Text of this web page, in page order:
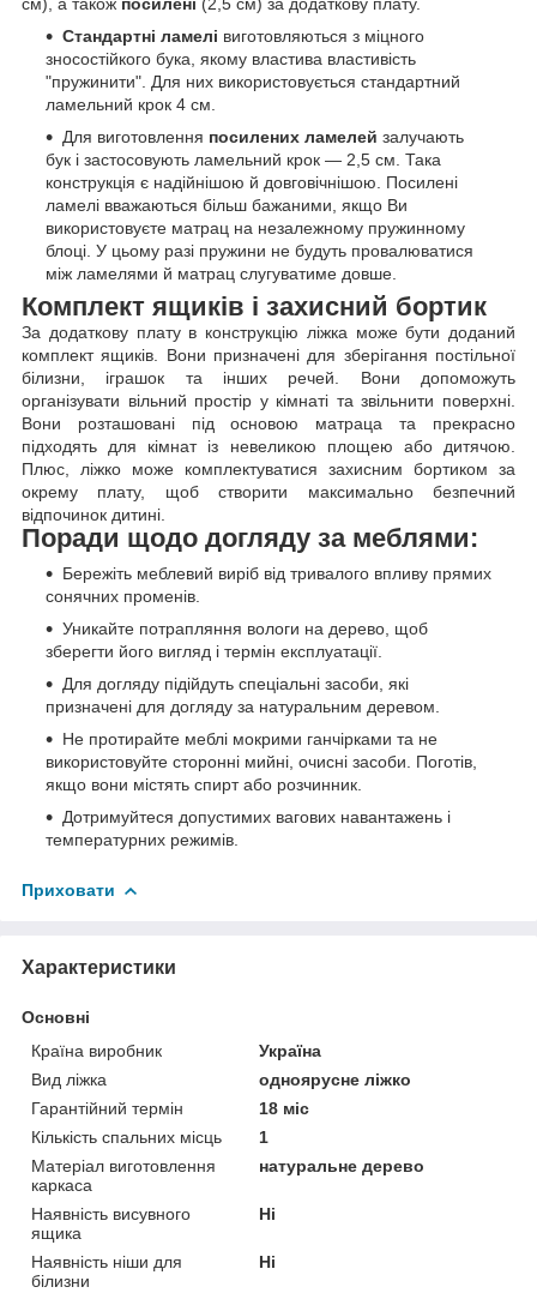
Стандартні ламелі виготовляються з міцного
зносостійкого бука, якому властива властивість
"пружинити". Для них використовується стандартний
ламельний крок 4 см.
Для виготовлення посилених ламелей залучають
бук і застосовують ламельний крок — 2,5 см. Така
конструкція є надійнішою й довговічнішою. Посилені
ламелі вважаються більш бажаними, якщо Ви
використовуєте матрац на незалежному пружинному
блоці. У цьому разі пружини не будуть провалюватися
між ламелями й матрац слугуватиме довше.
Комплект ящиків і захисний бортик
За додаткову плату в конструкцію ліжка може бути доданий
комплект ящиків. Вони призначені для зберігання постільної
білизни, іграшок та інших речей. Вони допоможуть
організувати вільний простір у кімнаті та звільнити поверхні.
Вони розташовані під основою матраца та прекрасно
підходять для кімнат із невеликою площею або дитячою.
Плюс, ліжко може комплектуватися захисним бортиком за
окрему плату, щоб створити максимально безпечний
відпочинок дитині.
Поради щодо догляду за меблями:
Бережіть меблевий виріб від тривалого впливу прямих
сонячних променів.
Уникайте потрапляння вологи на дерево, щоб
зберегти його вигляд і термін експлуатації.
Для догляду підійдуть спеціальні засоби, які
призначені для догляду за натуральним деревом.
Не протирайте меблі мокрими ганчірками та не
використовуйте сторонні мийні, очисні засоби. Поготів,
якщо вони містять спирт або розчинник.
Дотримуйтеся допустимих вагових навантажень і
температурних режимів.
Приховати
Характеристики
Основні
Країна виробник
Україна
Вид ліжка
одноярусне ліжко
Гарантійний термін
18 міс
Кількість спальних місць
1
Матеріал виготовлення
каркаса
натуральне дерево
Наявність висувного
ящика
Ні
Наявність ніши для
білизни
Ні